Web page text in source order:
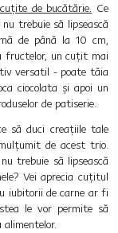
de bucătărie. Ce
trebuie să lipsească
de până la 10 cm,
fructelor, un cuțit mai
versatil - poate tăia
ciocolata și apoi un
de patiserie.
să duci creațiile tale
de acest trio.
trebuie să lipsească
Vei aprecia cuțitul
iubitorii de carne ar fi
le vor permite să